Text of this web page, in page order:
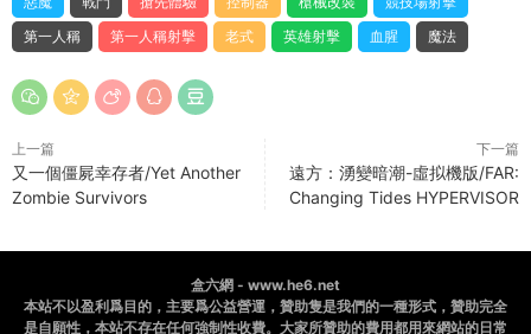
第一人稱
第一人稱射擊 老式 英雄射擊 血腥 魔法
上一篇
又一個僵屍幸存者/Yet Another
Zombie Survivors
下一篇
遠方：湧變暗潮-虛拟機版/FAR:
Changing Tides HYPERVISOR
盒六網 - www.he6.net
本站不以盈利爲目的，主要爲公益營運，贊助隻是我們的一種形式，贊助完全
是自願性，本站不存在任何強制性收費。大家所贊助的費用都用來網站的日常